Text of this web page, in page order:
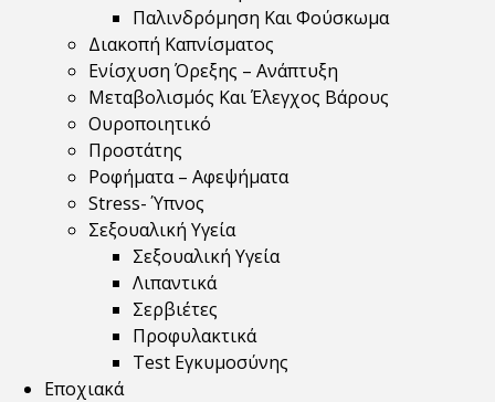
Παλινδρόμηση Και Φούσκωμα
Διακοπή Καπνίσματος
Ενίσχυση Όρεξης – Ανάπτυξη
Μεταβολισμός Και Έλεγχος Βάρους
Ουροποιητικό
Προστάτης
Ροφήματα – Αφεψήματα
Stress- Ύπνος
Σεξουαλική Υγεία
Σεξουαλική Υγεία
Λιπαντικά
Σερβιέτες
Προφυλακτικά
Test Εγκυμοσύνης
Εποχιακά